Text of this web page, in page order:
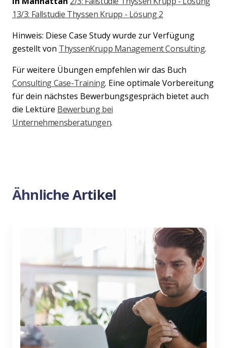
13/3: Fallstudie Thyssen Krupp - Lösung 2
Hinweis: Diese Case Study wurde zur Verfügung
gestellt von ThyssenKrupp Management Consulting.
Für weitere Übungen empfehlen wir das Buch
Consulting Case-Training. Eine optimale Vorbereitung
für dein nächstes Bewerbungsgespräch bietet auch
die Lektüre Bewerbung bei
Unternehmensberatungen.
Ähnliche Artikel